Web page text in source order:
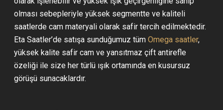
olması sebepleriyle yüksek segmentte ve kaliteli
saatlerde cam materyali olarak safir tercih edilmektedir.
Eta Saatler’de satışa sunduğumuz tümOmega saatler,
yüksek kalite safir cam ve yansıtmaz çift antirefle
özeliği ile size her türlü ışık ortamında en kusursuz
görüşü sunacaklardır.